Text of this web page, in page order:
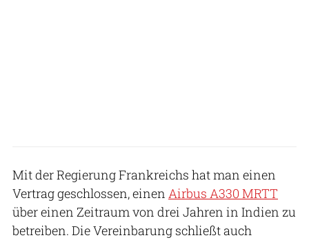
Mit der Regierung Frankreichs hat man einen
Vertrag geschlossen, einen Airbus A330 MRTT
über einen Zeitraum von drei Jahren in Indien zu
betreiben. Die Vereinbarung schließt auch